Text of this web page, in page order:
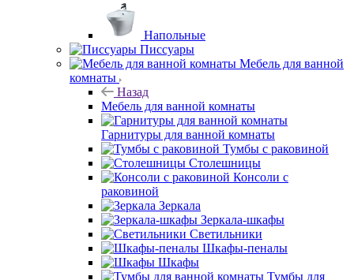
Напольные
Писсуары
Мебель для ванной
комнаты
Назад
Мебель для ванной комнаты
Гарнитуры для ванной комнаты
Тумбы с раковиной
Столешницы
Консоли с
раковиной
Зеркала
Зеркала-шкафы
Светильники
Шкафы-пеналы
Шкафы
Тумбы для